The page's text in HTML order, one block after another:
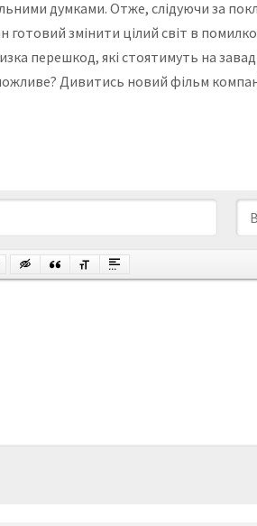
думками. Отже, слідуючи за
готовий змінити цілий світ в
перешкод, які стоятимуть на
Дивитись новий фільм